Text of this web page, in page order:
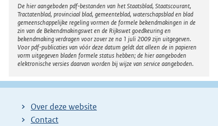
Disclaimer
De hier aangeboden pdf-bestanden van het Staatsblad, Staatscourant,
Tractatenblad, provinciaal blad, gemeenteblad, waterschapsblad en blad
gemeenschappelijke regeling vormen de formele bekendmakingen in de
zin van de Bekendmakingswet en de Rijkswet goedkeuring en
bekendmaking verdragen voor zover ze na 1 juli 2009 zijn uitgegeven.
Voor pdf-publicaties van vóór deze datum geldt dat alleen de in papieren
vorm uitgegeven bladen formele status hebben; de hier aangeboden
elektronische versies daarvan worden bij wijze van service aangeboden.
Over deze website
Contact